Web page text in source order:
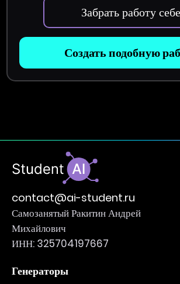
Забрать работу себе
Создать подобную
contact@ai-student.ru
Самозанятый Ракитин Андрей
Михайлович
ИНН: 325704197667
Генераторы